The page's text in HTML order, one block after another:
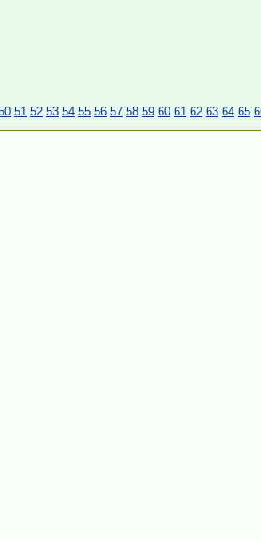
51 52 53 54 55 56 57 58 59 60 61 62 63 64 65